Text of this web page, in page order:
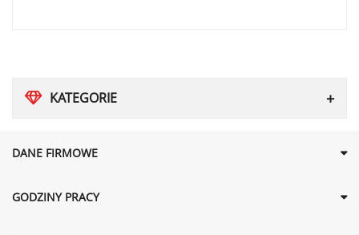
KATEGORIE
DANE FIRMOWE
GODZINY PRACY